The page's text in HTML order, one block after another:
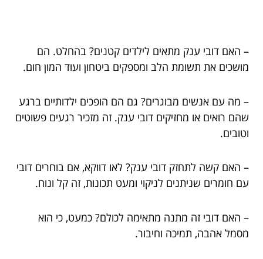
– האם דובי ענק מתאים לילדים קטנים? בהחלט. הם
מושכים את תשומת הלב ומספקים ביטחון ועוד המון חום.
– מה עם אנשים מבוגרים? גם הם הופכים ילדותיים ברגע
שהם רואים או מחזיקים דובי ענק. זה מזכיר רגעים פשוטים
וטובים.
– האם קשה לתחזק דובי ענק? לאו דווקא, אם בוחרים דובי
עם חומרים שניתנים לניקוי ומעט תכונות, זה קל ונוח.
– האם דובי זה מתנה מתאימה לכולם? כמעט, כי הוא
מסמל אהבה, תמיכה וחיבור.